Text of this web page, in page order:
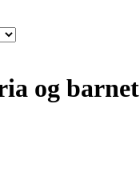
og barnet